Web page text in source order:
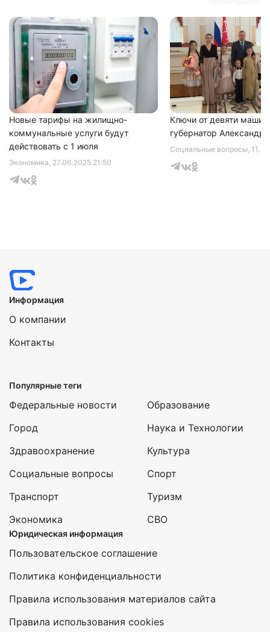
Экономика, 27.06.2025 21:50
Новые тарифы на жилищно-
коммунальные услуги будут
действовать с 1 июля
Социальные вопросы,
Ключи от девяти машин
губернатор Александр
Информация
О компании
Контакты
Популярные теги
Федеральные новости
Город
Здравоохранение
Социальные вопросы
Транспорт
Экономика
Образование
Наука и Технологии
Культура
Спорт
Туризм
СВО
Юридическая информация
Пользовательское соглашение
Политика конфиденциальности
Правила использования материалов сайта
Правила использования cookies